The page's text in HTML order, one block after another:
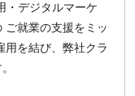
・デジタルマーケ
ご就業の支援をミッ
用を結び、弊社クラ